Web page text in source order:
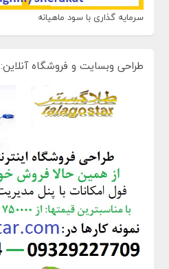
سرمایه گذاری با سود ماهیانه
طراحی وبسایت و فروشگاه آنلاین: